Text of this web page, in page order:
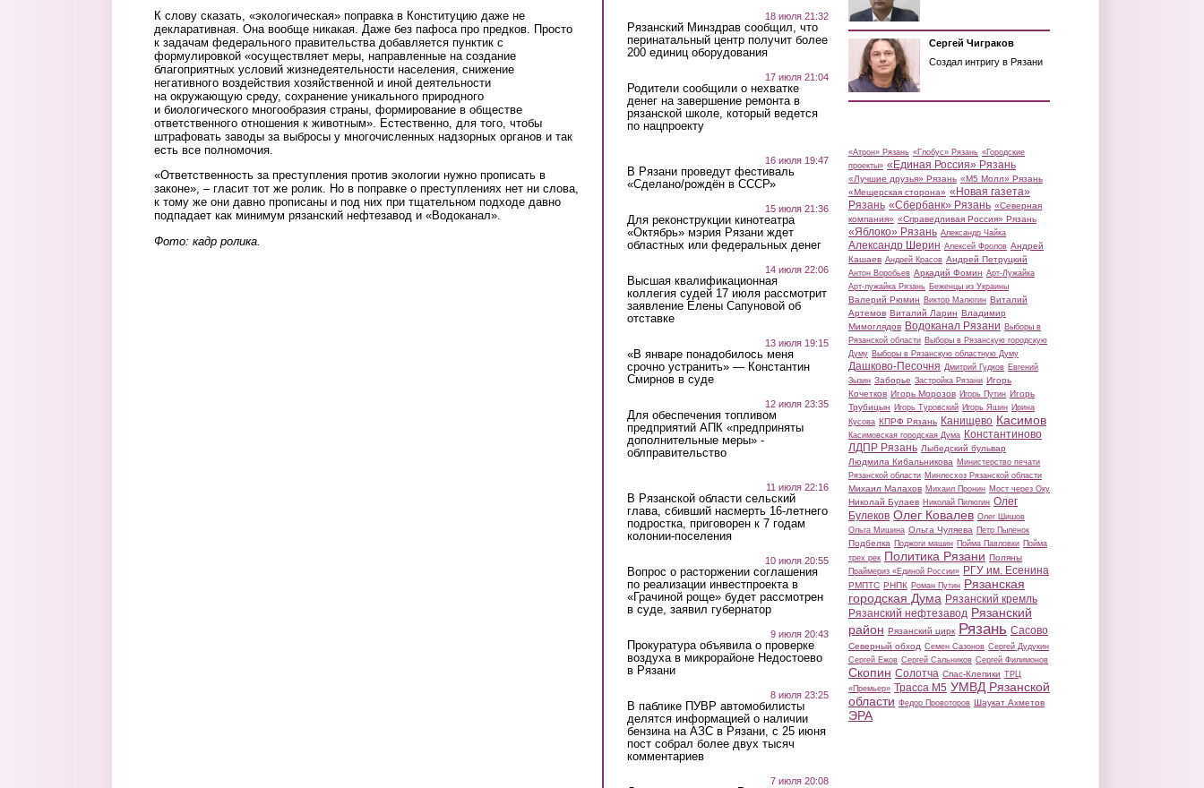
К слову сказать, «экологическая» поправка в Конституцию даже не
декларативная. Она вообще никакая. Даже без пафоса про предков. Просто
к задачам федерального правительства добавляется пунктик с
формулировкой «осуществляет меры, направленные на создание
благоприятных условий жизнедеятельности населения, снижение
негативного воздействия хозяйственной и иной деятельности
на окружающую среду, сохранение уникального природного
и биологического многообразия страны, формирование в обществе
ответственного отношения к животным». Естественно, для того, чтобы
штрафовать заводы за выбросы у многочисленных надзорных органов и так
есть все полномочия.
«Ответственность за преступления против экологии нужно прописать в
законе», – гласит тот же ролик. Но в поправке о преступлениях нет ни слова,
к тому же они давно прописаны и под них при тщательном подходе давно
подпадает как минимум рязанский нефтезавод и «Водоканал».
Фото: кадр ролика.
18 июля 21:32
Рязанский Минздрав сообщил, что
перинатальный центр получит более
200 единиц оборудования
17 июля 21:04
Родители сообщили о нехватке
денег на завершение ремонта в
рязанской школе, который ведется
по нацпроекту
16 июля 19:47
В Рязани проведут фестиваль
«Сделано/рождён в СССР»
15 июля 21:36
Для реконструкции кинотеатра
«Октябрь» мэрия Рязани ждет
областных или федеральных денег
14 июля 22:06
Высшая квалификационная
коллегия судей 17 июля рассмотрит
заявление Елены Сапуновой об
отставке
13 июля 19:15
«В январе понадобилось меня
срочно устранить» — Константин
Смирнов в суде
12 июля 23:35
Для обеспечения топливом
предприятий АПК «предприняты
дополнительные меры» -
облправительство
11 июля 22:16
В Рязанской области сельский
глава, сбивший насмерть 16-летнего
подростка, приговорен к 7 годам
колонии-поселения
10 июля 20:55
Вопрос о расторжении соглашения
по реализации инвестпроекта в
«Грачиной роще» будет рассмотрен
в суде, заявил губернатор
9 июля 20:43
Прокуратура объявила о проверке
воздуха в микрорайоне Недостоево
в Рязани
8 июля 23:25
В паблике ПУВР автомобилисты
делятся информацией о наличии
бензина на АЗС в Рязани, с 25 июня
пост собрал более двух тысяч
комментариев
7 июля 20:08
Сергей Чиграков
Создал интригу в Рязани
«Атрон» Рязань «Глобус» Рязань «Городские
проекты» «Единая Россия» Рязань
«Лучшие друзья» Рязань «М5 Молл» Рязань
«Мещерская сторона» «Новая газета»
Рязань «Сбербанк» Рязань «Северная
компания» «Справедливая Россия» Рязань
«Яблоко» Рязань Александр Чайка
Александр Шерин Алексей Фролов Андрей
Кашаев Андрей Красов Андрей Петруцкий
Антон Воробьев Аркадий Фомин Арт-Лужайка
Арт-лужайка Рязань Беженцы из Украины
Валерий Рюмин Виктор Малюгин Виталий
Артемов Виталий Ларин Владимир
Мимоглядов Водоканал Рязани Выборы в
Рязанской области Выборы в Рязанскую городскую
Думу Выборы в Рязанскую областную Думу
Дашково-Песочня Дмитрий Гудков Евгений
Зызин Заборье Застройка Рязани Игорь
Кочетков Игорь Морозов Игорь Путин Игорь
Трубицын Игорь Туровский Игорь Яшин Ирина
Кусова КПРФ Рязань Канищево Касимов
Касимовская городская Дума Константиново
ЛДПР Рязань Лыбедский бульвар
Людмила Кибальникова Министерство печати
Рязанской области Минлесхоз Рязанской области
Михаил Малахов Михаил Пронин Мост через Оку
Николай Булаев Николай Пилюгин Олег
Булеков Олег Ковалев Олег Шишов
Ольга Мишина Ольга Чуляева Петр Пыленок
Подбелка Поджоги машин Пойма Павловки Пойма
трех рек Политика Рязани Поляны
Праймериз «Единой России» РГУ им. Есенина
РМПТС РНПК Роман Путин Рязанская
городская Дума Рязанский кремль
Рязанский нефтезавод Рязанский
район Рязанский цирк Рязань Сасово
Северный обход Семен Сазонов Сергей Дудукин
Сергей Ежов Сергей Сальников Сергей Филимонов
Скопин Солотча Спас-Клепики ТРЦ
«Премьер» Трасса М5 УМВД Рязанской
области Федор Провоторов Шаукат Ахметов
ЭРА